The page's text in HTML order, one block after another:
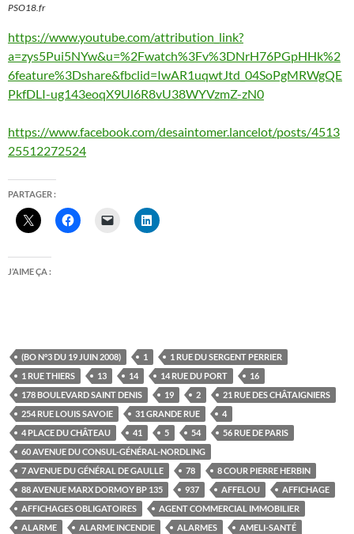
PSO18.fr
https://www.youtube.com/attribution_link?
a=zys5Pui5NYw&u=%2Fwatch%3Fv%3DNrH76PGpHHk%2
6feature%3Dshare&fbclid=IwAR1uqwtJtd_04SoPgMRWgQE
PkfDLI-ug143eoqX9Ul6R8vU38WYVzmZ-zN0
https://www.facebook.com/desaintomer.lancelot/posts/4513
25512272524
PARTAGER :
J’AIME ÇA :
(BO N°3 DU 19 JUIN 2008) 1
1 RUE DU SERGENT PERRIER
1 RUE THIERS
13 14 14 RUE DU PORT
16
178 BOULEVARD SAINT DENIS
19 2
21 RUE DES CHÂTAIGNIERS
254 RUE LOUIS SAVOIE
31 GRANDE RUE
4
4 PLACE DU CHÂTEAU
41 5 54
56 RUE DE PARIS
60 AVENUE DU CONSUL-GÉNÉRAL-NORDLING
7 AVENUE DU GÉNÉRAL DE GAULLE
78
8 COUR PIERRE HERBIN
88 AVENUE MARX DORMOY BP 135
937 AFFELOU
AFFICHAGE
AFFICHAGES OBLIGATOIRES
AGENT COMMERCIAL IMMOBILIER
ALARME
ALARME INCENDIE ALARMES
AMELI-SANTÉ